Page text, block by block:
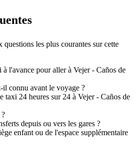
questions les plus courantes sur cette
à l'avance pour aller à Vejer - Caños de
connu avant le voyage ?
taxi 24 heures sur 24 à Vejer - Caños de
depuis ou vers les gares ?
enfant ou de l'espace supplémentaire